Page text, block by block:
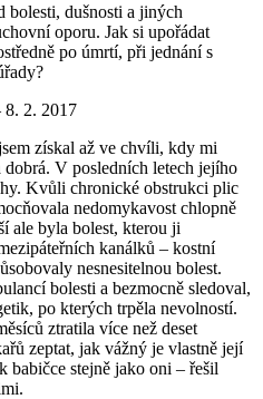
dušnosti a jiných
oporu. Jak si upořádat
po úmrtí, při jednání s
2. 2017
získal až ve chvíli, kdy mi
V posledních letech jejího
Kvůli chronické obstrukci plic
nedomykavost chlopně
ale byla bolest, kterou ji
kanálků – kostní
nesnesitelnou bolest.
bolesti a bezmocně sledoval,
po kterých trpěla nevolností.
ztratila více než deset
zeptat, jak vážný je vlastně její
babičce stejně jako oni – řešil